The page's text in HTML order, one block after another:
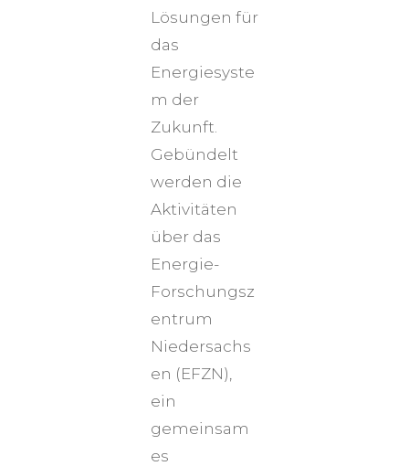
Lösungen für
das
Energiesyste
m der
Zukunft.
Gebündelt
werden die
Aktivitäten
über das
Energie-
Forschungsz
entrum
Niedersachs
en (EFZN),
ein
gemeinsam
es